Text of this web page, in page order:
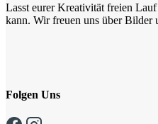
Lasst eurer Kreativität freien
kann. Wir freuen uns über Bilder
Folgen Uns